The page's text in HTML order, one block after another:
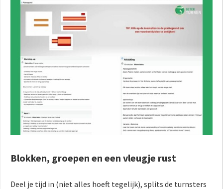
Blokken, groepen en een vleugje rust
Deel je tijd in (niet alles hoeft tegelijk), splits de turnsters